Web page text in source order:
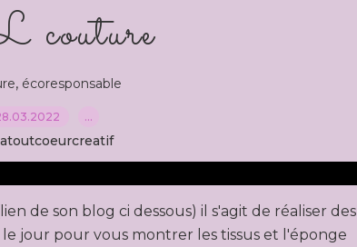
couture
, écoresponsable
…
de son blog ci dessous) il s'agit de réaliser des
jour pour vous montrer les tissus et l'éponge